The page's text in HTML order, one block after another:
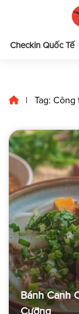
Checkin Quốc Tế
| Tag:
Bánh Canh
Cưỡng